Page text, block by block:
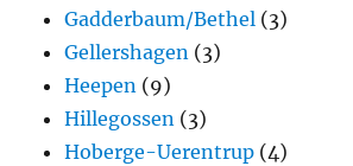
Gadderbaum/Bethel (3)
Gellershagen (3)
Heepen (9)
Hillegossen (3)
Hoberge-Uerentrup (4)